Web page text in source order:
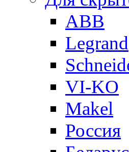
ABB
Legrand
VI-KO
Makel
Россия